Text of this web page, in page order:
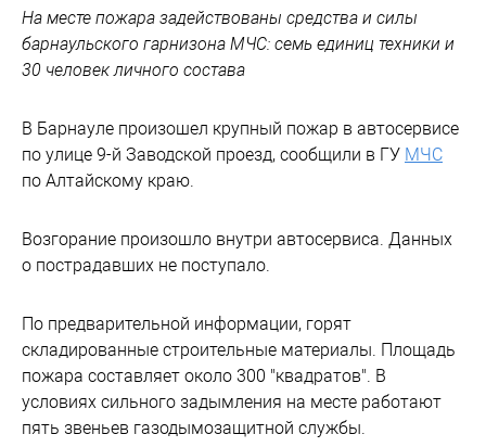
На месте пожара задействованы средства и силы
барнаульского гарнизона МЧС: семь единиц техники и
30 человек личного состава
В Барнауле произошел крупный пожар в автосервисе
по улице 9-й Заводской проезд, сообщили в ГУ МЧС
по Алтайскому краю.
Возгорание произошло внутри автосервиса. Данных
о пострадавших не поступало.
По предварительной информации, горят
складированные строительные материалы. Площадь
пожара составляет около 300 "квадратов". В
условиях сильного задымления на месте работают
пять звеньев газодымозащитной службы.